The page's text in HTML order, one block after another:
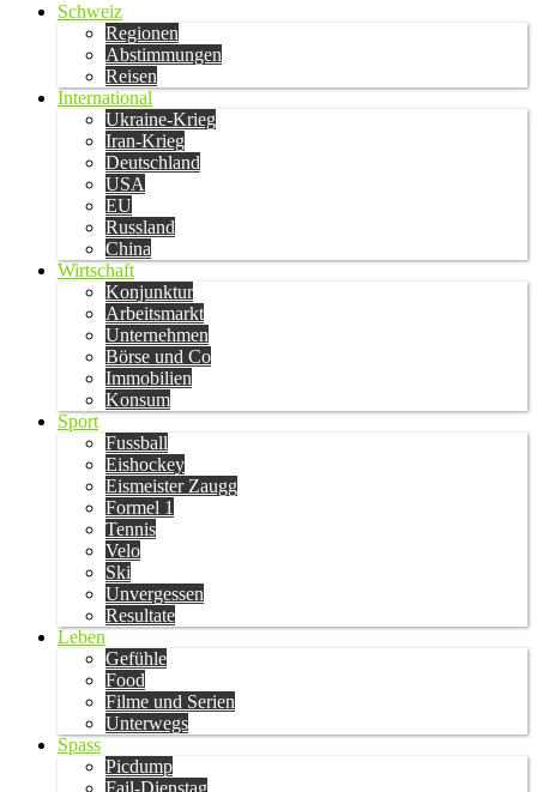
Schweiz
Regionen
Abstimmungen
Reisen
International
Ukraine-Krieg
Iran-Krieg
Deutschland
USA
EU
Russland
China
Wirtschaft
Konjunktur
Arbeitsmarkt
Unternehmen
Börse und Co
Immobilien
Konsum
Sport
Fussball
Eishockey
Eismeister Zaugg
Formel 1
Tennis
Velo
Ski
Unvergessen
Resultate
Leben
Gefühle
Food
Filme und Serien
Unterwegs
Spass
Picdump
Fail-Dienstag